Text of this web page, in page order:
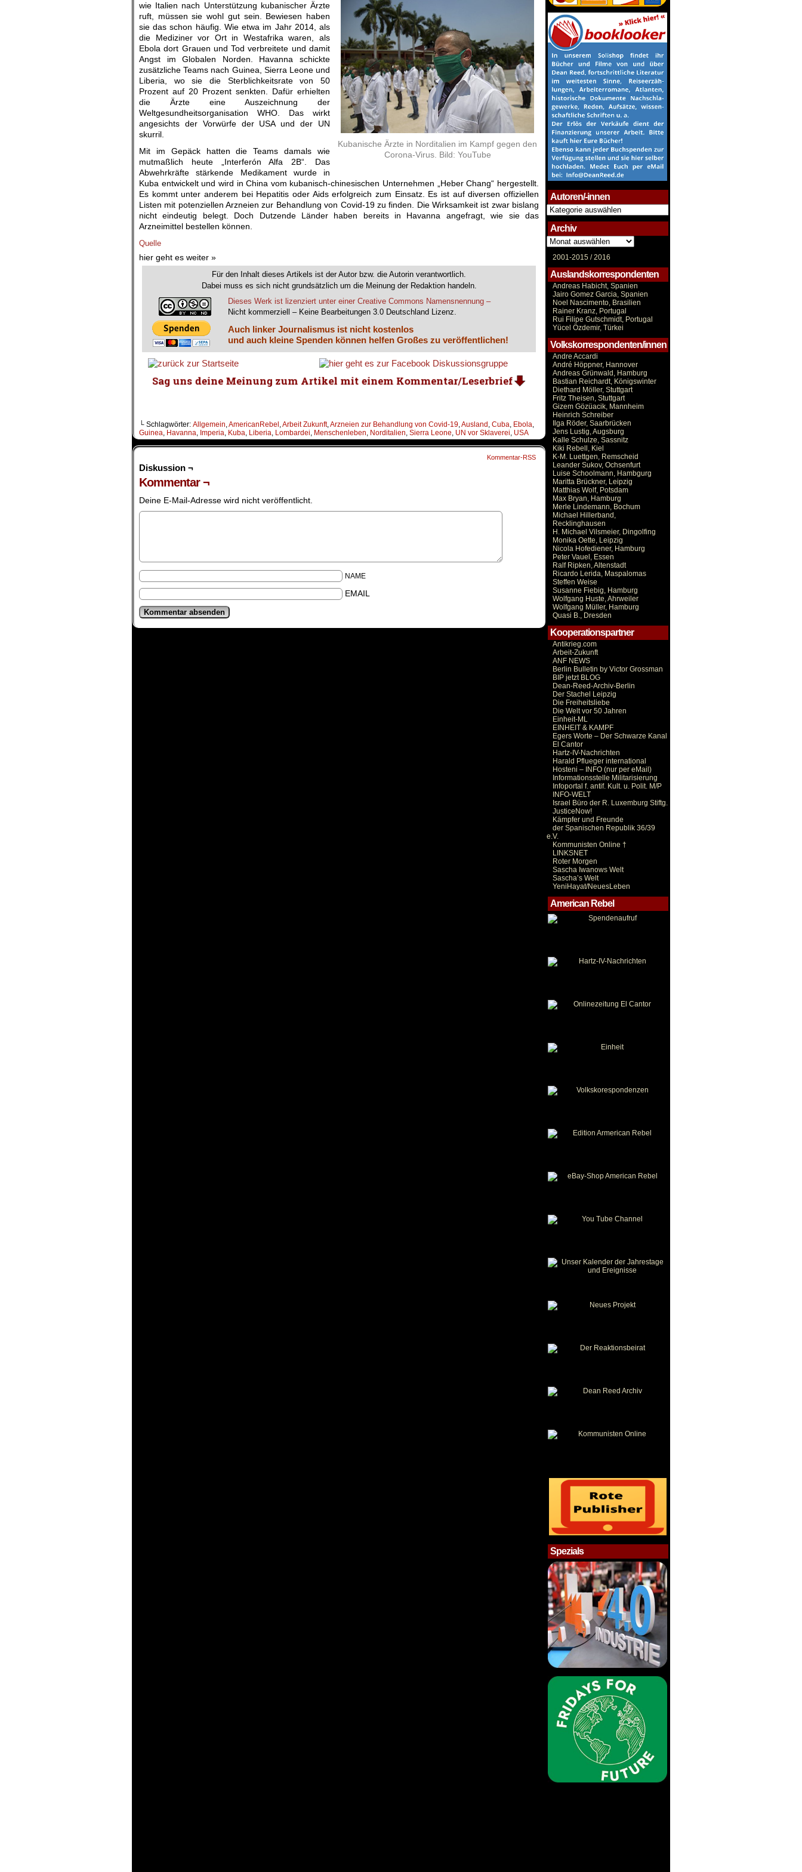
Kubanische Ärzte in Norditalien im Kampf gegen den
Corona-Virus. Bild: YouTube
wie Italien nach Unterstützung kubanischer Ärzte
ruft, müssen sie wohl gut sein. Bewiesen haben
sie das schon häufig. Wie etwa im Jahr 2014, als
die Mediziner vor Ort in Westafrika waren, als
Ebola dort Grauen und Tod verbreitete und damit
Angst im Globalen Norden. Havanna schickte
zusätzliche Teams nach Guinea, Sierra Leone und
Liberia, wo sie die Sterblichkeitsrate von 50
Prozent auf 20 Prozent senkten. Dafür erhielten
die Ärzte eine Auszeichnung der
Weltgesundheitsorganisation WHO. Das wirkt
angesichts der Vorwürfe der USA und der UN
skurril.
Mit im Gepäck hatten die Teams damals wie
mutmaßlich heute „Interferón Alfa 2B“. Das
Abwehrkräfte stärkende Medikament wurde in
Kuba entwickelt und wird in China vom kubanisch-chinesischen Unternehmen „Heber Chang“ hergestellt.
Es kommt unter anderem bei Hepatitis oder Aids erfolgreich zum Einsatz. Es ist auf diversen offiziellen
Listen mit potenziellen Arzneien zur Behandlung von Covid-19 zu finden. Die Wirksamkeit ist zwar bislang
nicht eindeutig belegt. Doch Dutzende Länder haben bereits in Havanna angefragt, wie sie das
Arzneimittel bestellen können.
Quelle
hier geht es weiter »
Für den Inhalt dieses Artikels ist der Autor bzw. die Autorin verantwortlich.
Dabei muss es sich nicht grundsätzlich um die Meinung der Redaktion handeln.
Dieses Werk ist lizenziert unter einer Creative Commons Namensnennung –
Nicht kommerziell – Keine Bearbeitungen 3.0 Deutschland Lizenz.
Auch linker Journalismus ist nicht kostenlos
und auch kleine Spenden können helfen Großes zu veröffentlichen!
└ Schlagwörter: Allgemein,AmericanRebel ,Arbeit Zukunft,Arzneien zur Behandlung von Covid-19,Ausland , Cuba, Ebola,
Guinea, Havanna, Imperia, Kuba, Liberia, Lombardei, Menschenleben, Norditalien, Sierra Leone, UN vor Sklaverei, USA
Kommentar-RSS
Diskussion ¬
Kommentar ¬
Deine E-Mail-Adresse wird nicht veröffentlicht.
NAME
EMAIL
Autoren/-innen
Autoren/-
innen
Archiv
Archiv
2001-2015 /2016
Auslandskorrespondenten
Andreas Habicht, Spanien
Jairo Gomez Garcia, Spanien
Noel Nascimento, Brasilien
Rainer Kranz, Portugal
Rui Filipe Gutschmidt, Portugal
Yücel Özdemir, Türkei
Volkskorrespondenten/innen
Andre Accardi
André Höppner, Hannover
Andreas Grünwald, Hamburg
Bastian Reichardt, Königswinter
Diethard Möller, Stuttgart
Fritz Theisen, Stuttgart
Gizem Gözüacik, Mannheim
Heinrich Schreiber
Ilga Röder, Saarbrücken
Jens Lustig, Augsburg
Kalle Schulze, Sassnitz
Kiki Rebell, Kiel
K-M. Luettgen, Remscheid
Leander Sukov, Ochsenfurt
Luise Schoolmann, Hambgurg
Maritta Brückner, Leipzig
Matthias Wolf, Potsdam
Max Bryan, Hamburg
Merle Lindemann, Bochum
Michael Hillerband,
Recklinghausen
H. Michael Vilsmeier, Dingolfing
Monika Oette, Leipzig
Nicola Hofediener, Hamburg
Peter Vauel, Essen
Ralf Ripken, Altenstadt
Ricardo Lerida, Maspalomas
Steffen Weise
Susanne Fiebig, Hamburg
Wolfgang Huste, Ahrweiler
Wolfgang Müller, Hamburg
Quasi B., Dresden
Kooperationspartner
Antikrieg.com
Arbeit-Zukunft
ANF NEWS
Berlin Bulletin by Victor Grossman
BIP jetzt BLOG
Dean-Reed-Archiv-Berlin
Der Stachel Leipzig
Die Freiheitsliebe
Die Welt vor 50 Jahren
Einheit-ML
EINHEIT & KAMPF
Egers Worte – Der Schwarze Kanal
El Cantor
Hartz-IV-Nachrichten
Harald Pflueger international
Hosteni – INFO (nur per eMail)
Informationsstelle Militarisierung
Infoportal f. antif. Kult. u. Polit. M/P
INFO-WELT
Israel Büro der R. Luxemburg Stiftg.
JusticeNow!
Kämpfer und Freunde
der Spanischen Republik 36/39
e.V.
Kommunisten Online †
LINKSNET
Roter Morgen
Sascha Iwanows Welt
Sascha’s Welt
YeniHayat/NeuesLeben
American Rebel
Spezials